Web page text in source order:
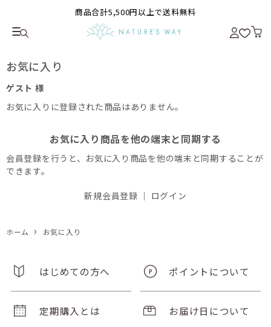
商品合計5,500円以上で送料無料
お気に入り
ゲスト 様
お気に入りに登録された商品はありません。
ホーム お気に入り
お気に入り商品を他の端末と同期する
会員登録を行うと、お気に入り商品を他の端末と同期することが
できます。
新規会員登録 ｜ ログイン
はじめての方へ ポイントについて
定期購入とは お届け日について